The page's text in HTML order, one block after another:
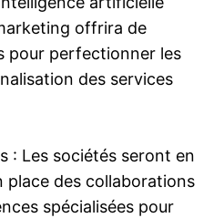
offrira de
pour perfectionner les
des services
: Les sociétés seront en
place des collaborations
spécialisées pour